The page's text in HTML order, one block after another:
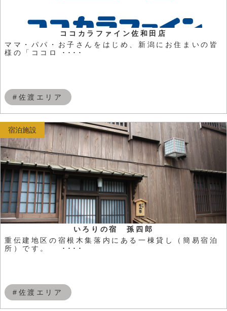
ココカラファイン佐和田店
ママ・パパ・お子さんをはじめ、新潟にお住まいの皆
様の「ココロ ････
#佐渡エリア
いろりの宿 孫四郎
重伝建地区の宿根木集落内にある一棟貸し（簡易宿泊
所）です。 ････
#佐渡エリア
宿泊施設